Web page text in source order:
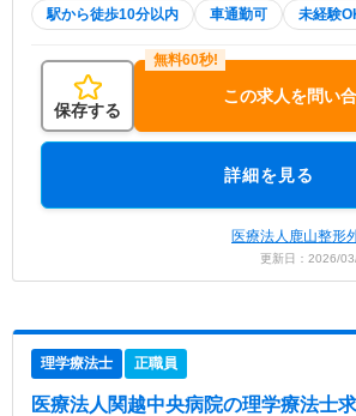
駅から徒歩10分以内 車通勤可 未経験
保存する
この求人を問い
詳細を見る
医療法人鹿山整形
更新日：2026/
理学療法士 正職員
医療法人関越中央病院の理学療法士